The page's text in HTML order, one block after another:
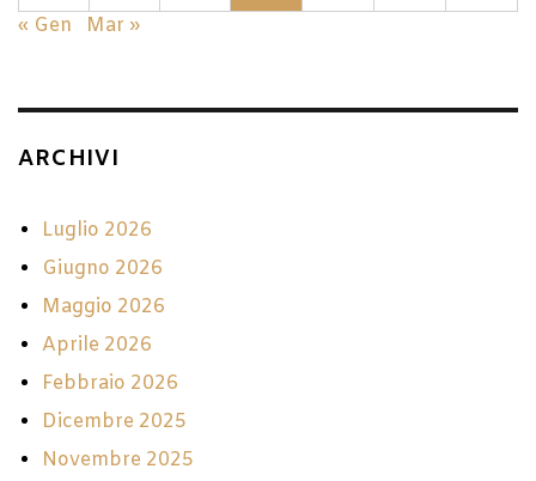
« Gen Mar »
ARCHIVI
Luglio 2026
Giugno 2026
Maggio 2026
Aprile 2026
Febbraio 2026
Dicembre 2025
Novembre 2025